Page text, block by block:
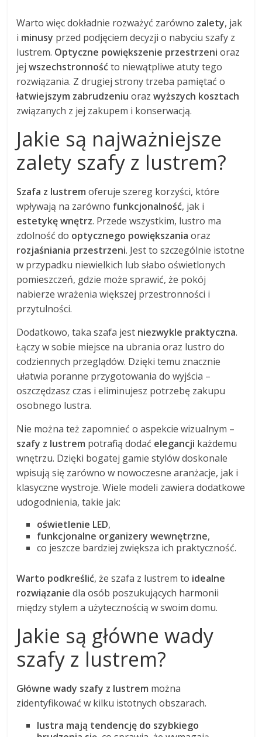
Warto więc dokładnie rozważyć zarówno zalety, jak
i minusy przed podjęciem decyzji o nabyciu szafy z
lustrem. Optyczne powiększenie przestrzeni oraz
jejwszechstronnośćto niewątpliwe atuty tego
rozwiązania. Z drugiej strony trzeba pamiętać o
łatwiejszym zabrudzeniu orazwyższych kosztach
związanych z jej zakupem i konserwacją.
Jakie są najważniejsze
zalety szafy z lustrem?
Szafa z lustrem oferuje szereg korzyści, które
wpływają na zarówno funkcjonalność, jak i
estetykę wnętrz. Przede wszystkim, lustro ma
zdolność do optycznego powiększania oraz
rozjaśniania przestrzeni. Jest to szczególnie istotne
w przypadku niewielkich lub słabo oświetlonych
pomieszczeń, gdzie może sprawić, że pokój
nabierze wrażenia większej przestronności i
przytulności.
Dodatkowo, taka szafa jest niezwykle praktyczna.
Łączy w sobie miejsce na ubrania oraz lustro do
codziennych przeglądów. Dzięki temu znacznie
ułatwia poranne przygotowania do wyjścia –
oszczędzasz czas i eliminujesz potrzebę zakupu
osobnego lustra.
Nie można też zapomnieć o aspekcie wizualnym –
szafy z lustrem potrafią dodać elegancji każdemu
wnętrzu. Dzięki bogatej gamie stylów doskonale
wpisują się zarówno w nowoczesne aranżacje, jak i
klasyczne wystroje. Wiele modeli zawiera dodatkowe
udogodnienia, takie jak:
oświetlenie LED,
funkcjonalne organizery wewnętrzne,
co jeszcze bardziej zwiększa ich praktyczność.
Warto podkreślić, że szafa z lustrem to idealne
rozwiązanie dla osób poszukujących harmonii
między stylem a użytecznością w swoim domu.
Jakie są główne wady
szafy z lustrem?
Główne wady szafy z lustrem można
zidentyfikować w kilku istotnych obszarach.
lustra mają tendencję do szybkiego